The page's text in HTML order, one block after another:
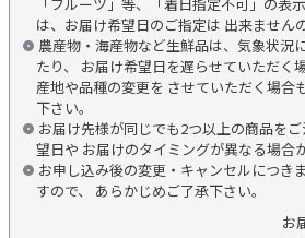
は、お届け希望日のご指定は 出来ません
農産物・海産物など生鮮品は、気象状況
たり、 お届け希望日を遅らせていただく
産地や品種の変更を させていただく場合
下さい。
お届け先様が同じでも2つ以上の商品を
望日や お届けのタイミングが異なる場合
お申し込み後の変更・キャンセルにつき
すので、 あらかじめご了承下さい。
お